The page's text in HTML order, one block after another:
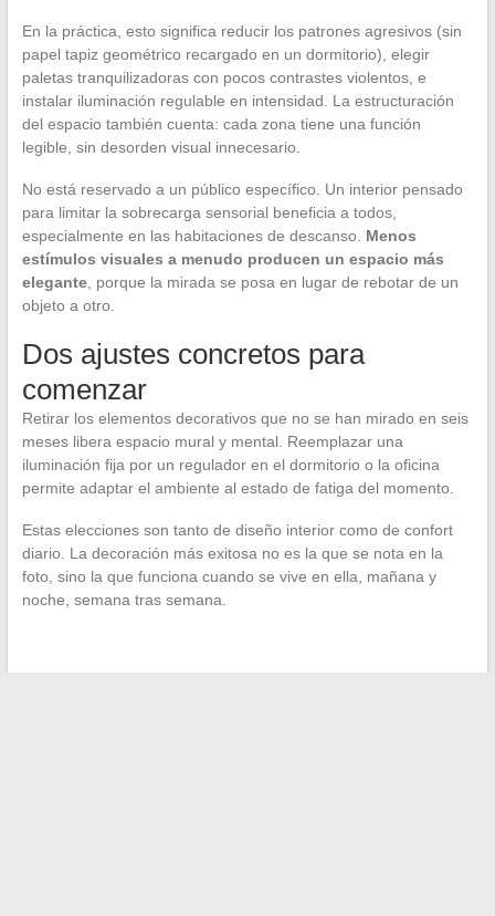
En la práctica, esto significa reducir los patrones agresivos (sin
papel tapiz geométrico recargado en un dormitorio), elegir
paletas tranquilizadoras con pocos contrastes violentos, e
instalar iluminación regulable en intensidad. La estructuración
del espacio también cuenta: cada zona tiene una función
legible, sin desorden visual innecesario.
No está reservado a un público específico. Un interior pensado
para limitar la sobrecarga sensorial beneficia a todos,
especialmente en las habitaciones de descanso. Menos
estímulos visuales a menudo producen un espacio más
elegante, porque la mirada se posa en lugar de rebotar de un
objeto a otro.
Dos ajustes concretos para
comenzar
Retirar los elementos decorativos que no se han mirado en seis
meses libera espacio mural y mental. Reemplazar una
iluminación fija por un regulador en el dormitorio o la oficina
permite adaptar el ambiente al estado de fatiga del momento.
Estas elecciones son tanto de diseño interior como de confort
diario. La decoración más exitosa no es la que se nota en la
foto, sino la que funciona cuando se vive en ella, mañana y
noche, semana tras semana.